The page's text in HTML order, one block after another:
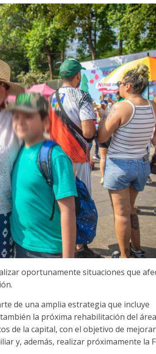
oportunamente situaciones que
de una amplia estrategia que incluye
la próxima rehabilitación del
de la capital, con el objetivo de
y, además, realizar próximamente la